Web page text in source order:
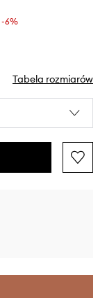
-6%
Tabela rozmiarów